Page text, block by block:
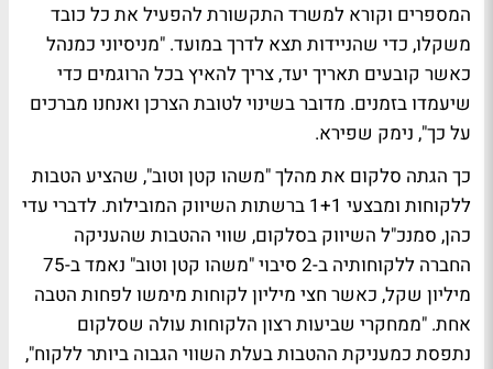
המספרים וקורא למשרד התקשורת להפעיל את כל כובד
משקלו, כדי שהניידות תצא לדרך במועד. "מניסיוני כמנהל
כאשר קובעים תאריך יעד, צריך להאיץ בכל הרוגמים כדי
שיעמדו בזמנים. מדובר בשינוי לטובת הצרכן ואנחנו מברכים
על כך", נימק שפירא.
כך הגתה סלקום את מהלך "משהו קטן וטוב", שהציע הטבות
ללקוחות ומבצעי 1+1 ברשתות השיווק המובילות. לדברי עדי
כהן, סמנכ"ל השיווק בסלקום, שווי ההטבות שהעניקה
החברה ללקוחותיה ב-2 סיבוי "משהו קטן וטוב" נאמד ב-75
מיליון שקל, כאשר חצי מיליון לקוחות מימשו לפחות הטבה
אחת. "ממחקרי שביעות רצון הלקוחות עולה שסלקום
נתפסת כמעניקת ההטבות בעלת השווי הגבוה ביותר ללקוח",